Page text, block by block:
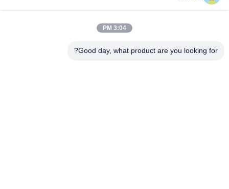
3:04 PM
Good day, what product are you looking for?